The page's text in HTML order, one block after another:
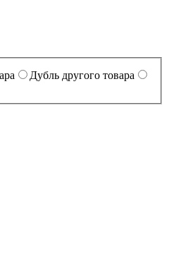
Дубль другого товара